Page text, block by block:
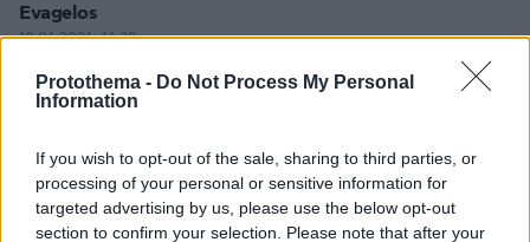
Protothema - Do Not Process My Personal
Information
If you wish to opt-out of the sale, sharing to third parties, or
processing of your personal or sensitive information for
targeted advertising by us, please use the below opt-out
section to confirm your selection. Please note that after your
Evagelos
18.06.2026, 16:38
περίοδο, εδώ τόσα χρόνια γίνετε πόλεμος σε
ΑΠΑΝΤΗΣΗ